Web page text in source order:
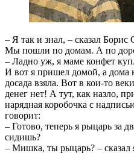
– Я так и знал, – сказал
Мы пошли по домам. А по
– Ладно уж, я маме конфет
И вот я пришел домой, а дома
досада взяла. Вот в кои-то
денег нет! А тут, как назло,
нарядная коробочка с
говорит:
– Готово, теперь я рыцарь за
сидишь?
– Мишка, ты рыцарь? – сказал